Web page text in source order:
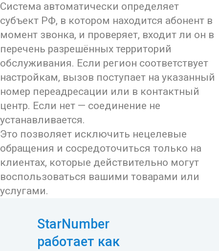
Система автоматически определяет
субъект РФ, в котором находится абонент в
момент звонка, и проверяет, входит ли он в
перечень разрешённых территорий
обслуживания. Если регион соответствует
настройкам, вызов поступает на указанный
номер переадресации или в контактный
центр. Если нет — соединение не
устанавливается.
Это позволяет исключить нецелевые
обращения и сосредоточиться только на
клиентах, которые действительно могут
воспользоваться вашими товарами или
услугами.
StarNumber
работает как